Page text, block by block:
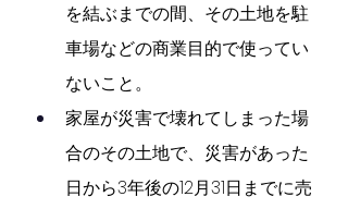
を結ぶまでの間、その土地を駐
車場などの商業目的で使ってい
ないこと。
家屋が災害で壊れてしまった場
合のその土地で、災害があった
日から3年後の12月31日までに売